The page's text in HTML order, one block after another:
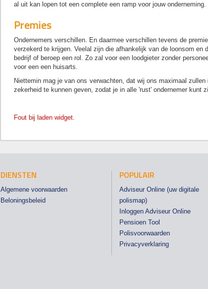
al uit kan lopen tot een complete een ramp voor jouw
Premies
Ondernemers verschillen. En daarmee verschillen tevens de
verzekerd te krijgen. Veelal zijn die afhankelijk van de loonsom en
bedrijf of beroep een rol. Zo zal voor een loodgieter zonder
voor een een huisarts.
Niettemin mag je van ons verwachten, dat wij ons maximaal
zekerheid te kunnen geven, zodat je in alle 'rust' ondernemer kunt
Fout bij laden widget.
DIENSTEN
Algemene voorwaarden
Beloningsbeleid
POPULAIR
Adviseur Online (uw digitale
polismap)
Inloggen Adviseur Online
Pensioen Tool
Polisvoorwaarden
Privacyverklaring